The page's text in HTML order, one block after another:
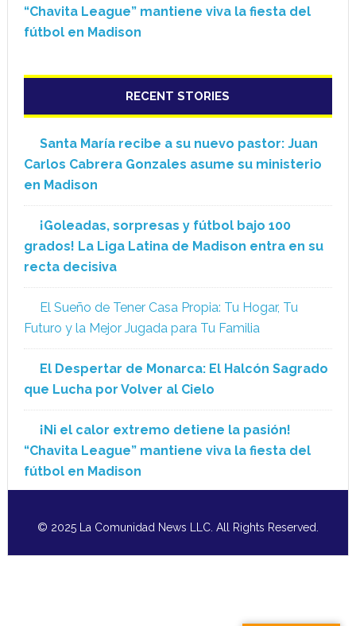
“Chavita League” mantiene viva la fiesta del
fútbol en Madison
RECENT STORIES
Santa María recibe a su nuevo pastor: Juan
Carlos Cabrera Gonzales asume su ministerio
en Madison
¡Goleadas, sorpresas y fútbol bajo 100
grados! La Liga Latina de Madison entra en su
recta decisiva
El Sueño de Tener Casa Propia: Tu Hogar, Tu
Futuro y la Mejor Jugada para Tu Familia
El Despertar de Monarca: El Halcón Sagrado
que Lucha por Volver al Cielo
¡Ni el calor extremo detiene la pasión!
“Chavita League” mantiene viva la fiesta del
fútbol en Madison
© 2025 La Comunidad News LLC. All Rights Reserved.